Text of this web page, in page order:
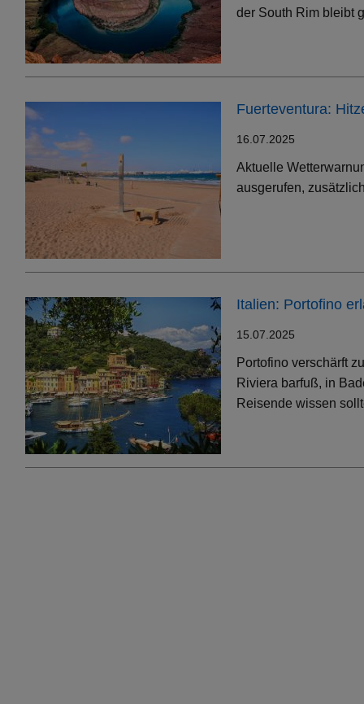
der South Rim bleibt
Fuerteventura:
16.07.2025
Aktuelle
ausgerufen,
Italien: Portofino
15.07.2025
Portofino verschärft
Riviera barfuß, in
Reisende wissen